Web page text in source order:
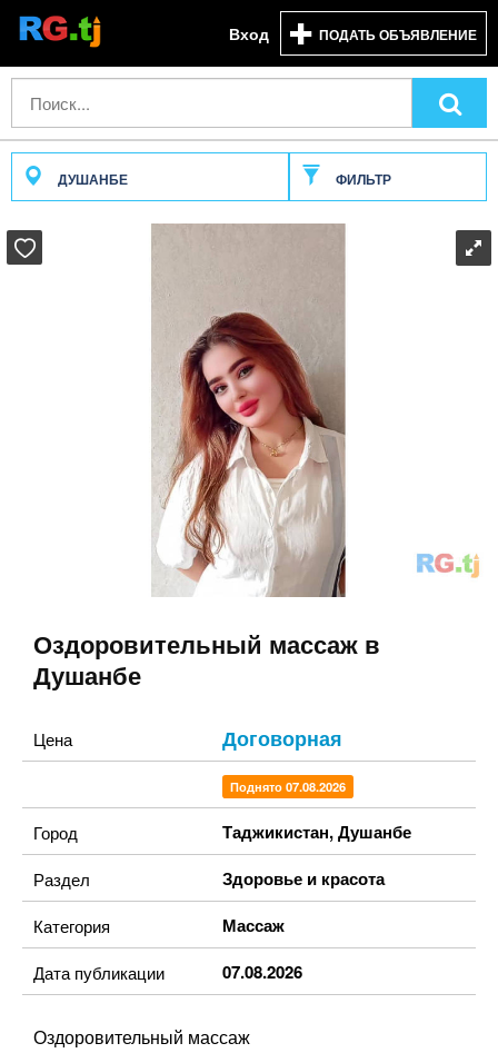
Вход ПОДАТЬ ОБЪЯВЛЕНИЕ
ДУШАНБЕ ФИЛЬТР
Оздоровительный массаж в
Душанбе
Цена Договорная
Поднято 07.08.2026
Город Таджикистан,Душанбе
Раздел Здоровье и красота
Категория Массаж
Дата публикации 07.08.2026
Оздоровительный массаж